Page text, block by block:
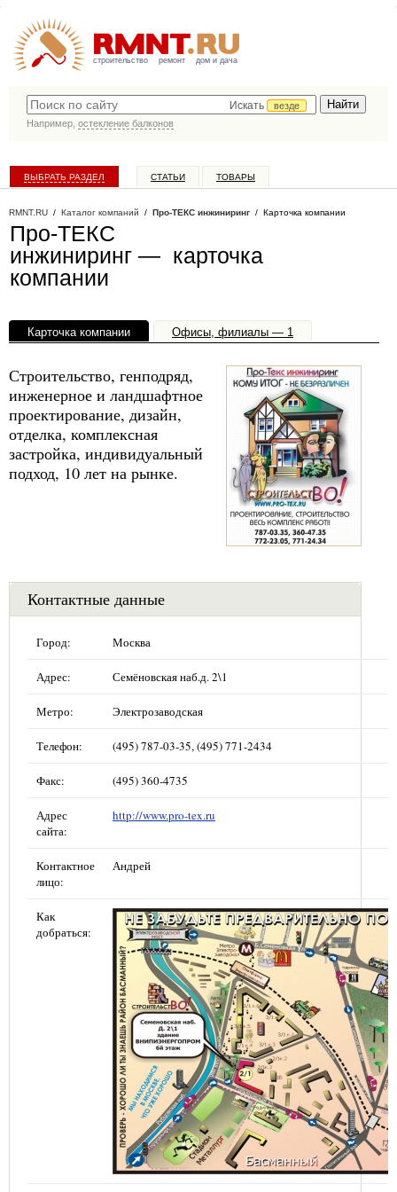
строительство ремонт дом и дача
Искать
везде
Например, остекление балконов
ВЫБРАТЬ РАЗДЕЛ СТАТЬИ ТОВАРЫ
RMNT.RU / Каталог компаний / Про-ТЕКС инжиниринг / Карточка компании
Про-ТЕКС
инжиниринг — карточка
компании
Карточка компании Офисы, филиалы — 1
Строительство, генподряд,
инженерное и ландшафтное
проектирование, дизайн,
отделка, комплексная
застройка, индивидуальный
подход, 10 лет на рынке.
Контактные данные
Город: Москва
Адрес: Семёновская наб.д. 2\1
Метро: Электрозаводская
Телефон: (495) 787-03-35, (495) 771-2434
Факс: (495) 360-4735
Адрес
сайта:
http://www.pro-tex.ru
Контактное
лицо:
Андрей
Как
добраться: